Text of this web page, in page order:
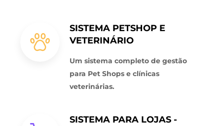
SISTEMA PETSHOP E
VETERINÁRIO
Um sistema completo de gestão
para Pet Shops e clínicas
veterinárias.
SISTEMA PARA LOJAS -